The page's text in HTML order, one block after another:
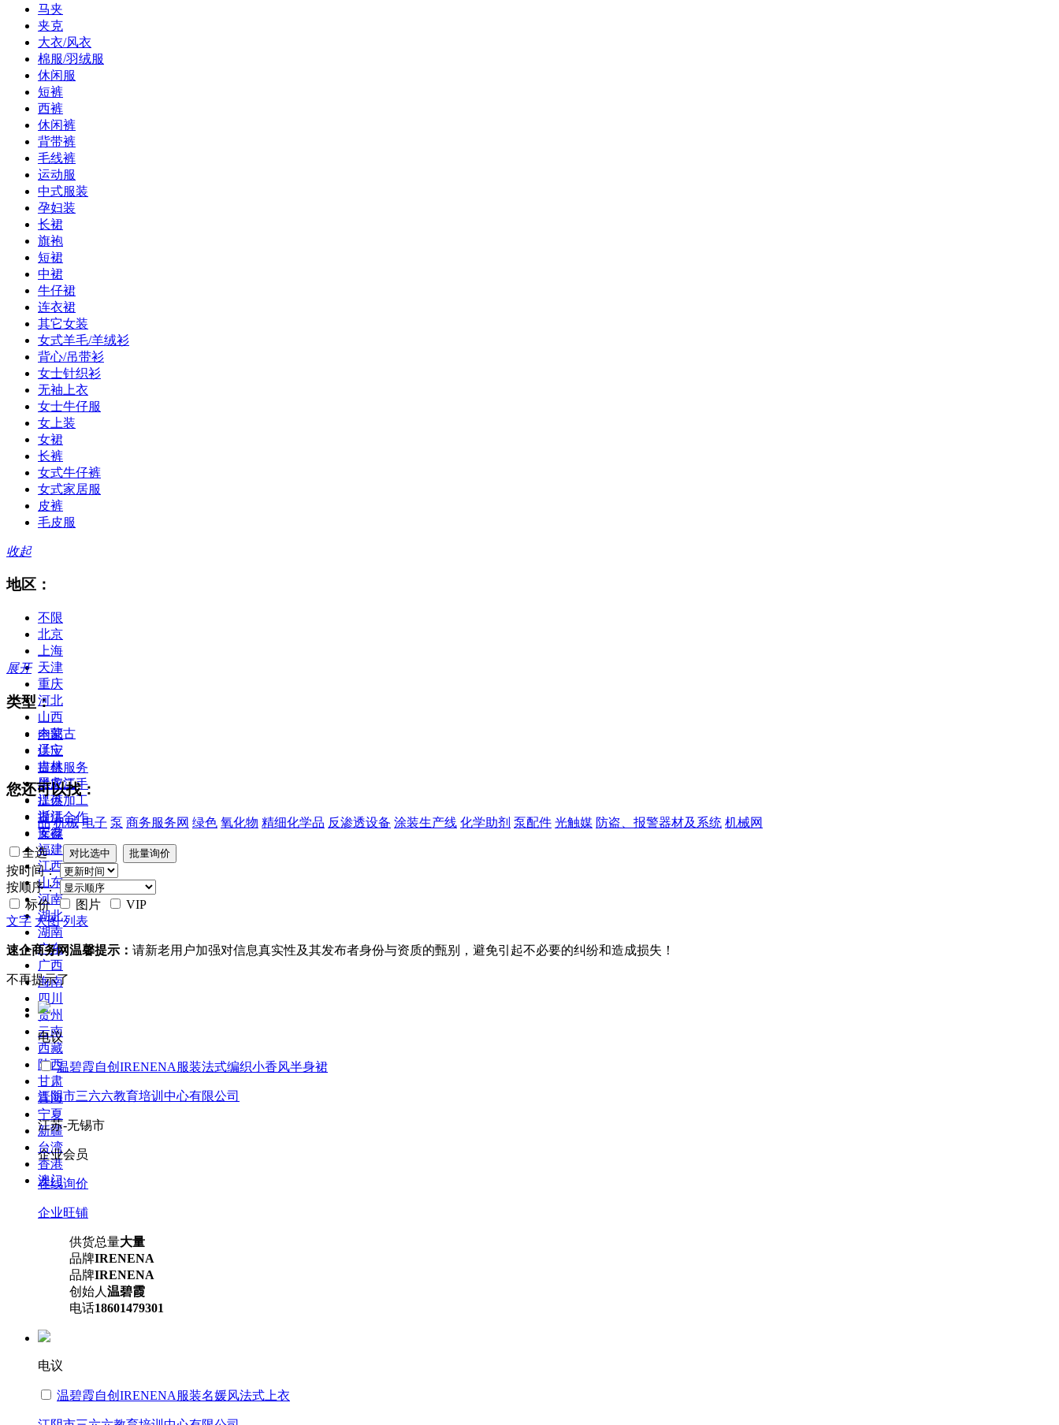
马夹
夹克
大衣/风衣
棉服/羽绒服
休闲服
短裤
西裤
休闲裤
背带裤
毛线裤
运动服
中式服装
孕妇装
长裙
旗袍
短裙
中裙
牛仔裙
连衣裙
其它女装
女式羊毛/羊绒衫
背心/吊带衫
女士针织衫
无袖上衣
女士牛仔服
女上装
女裙
长裤
女式牛仔裤
女式家居服
皮裤
毛皮服
收起
地区：
不限
北京
上海
天津
重庆
河北
山西
内蒙古
辽宁
吉林
黑龙江
江苏
浙江
安徽
福建
江西
山东
河南
湖北
湖南
广东
广西
海南
四川
贵州
云南
西藏
陕西
甘肃
青海
宁夏
新疆
台湾
香港
澳门
展开
类型：
全部
供应
提供服务
供应二手
提供加工
提供合作
库存
您还可以找：
品 机械 电子 泵 商务服务网 绿色 氧化物 精细化学品 反渗透设备 涂装生产线 化学助剂 泵配件 光触媒 防盗、报警器材及系统 机械网
全选
按时间：
按顺序：
标价
图片
VIP
文字 大图 列表
速企商务网温馨提示： 请新老用户加强对信息真实性及其发布者身份与资质的甄别，避免引起不必要的纠纷和造成损失！
不再提示了
电议
温碧霞自创IRENENA服装法式编织小香风半身裙
江阴市三六六教育培训中心有限公司
江苏-无锡市
企业会员
在线询价
企业旺铺
供货总量大量
品牌IRENENA
品牌IRENENA
创始人 温碧霞
电话18601479301
电议
温碧霞自创IRENENA服装名媛风法式上衣